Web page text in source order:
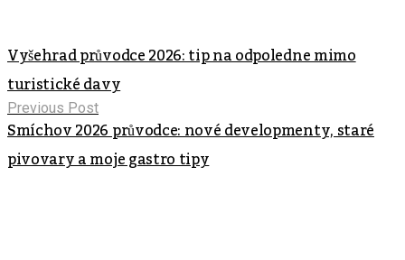
Vyšehrad průvodce 2026: tip na odpoledne mimo
turistické davy
Previous Post
Smíchov 2026 průvodce: nové developmenty, staré
pivovary a moje gastro tipy